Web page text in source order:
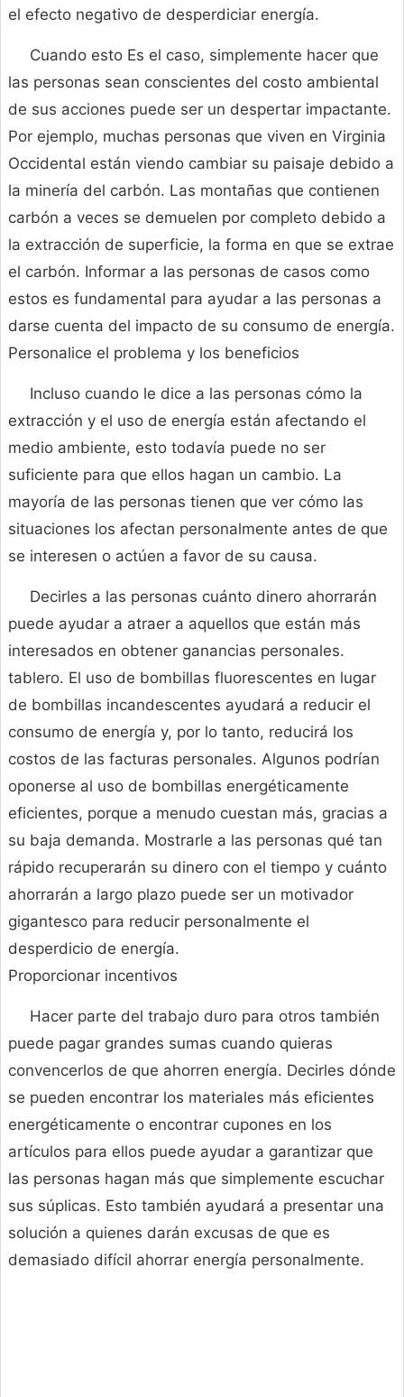
el efecto negativo de desperdiciar energía.
Cuando esto Es el caso, simplemente hacer que
las personas sean conscientes del costo ambiental
de sus acciones puede ser un despertar impactante.
Por ejemplo, muchas personas que viven en Virginia
Occidental están viendo cambiar su paisaje debido a
la minería del carbón. Las montañas que contienen
carbón a veces se demuelen por completo debido a
la extracción de superficie, la forma en que se extrae
el carbón. Informar a las personas de casos como
estos es fundamental para ayudar a las personas a
darse cuenta del impacto de su consumo de energía.
Personalice el problema y los beneficios
Incluso cuando le dice a las personas cómo la
extracción y el uso de energía están afectando el
medio ambiente, esto todavía puede no ser
suficiente para que ellos hagan un cambio. La
mayoría de las personas tienen que ver cómo las
situaciones los afectan personalmente antes de que
se interesen o actúen a favor de su causa.
Decirles a las personas cuánto dinero ahorrarán
puede ayudar a atraer a aquellos que están más
interesados en obtener ganancias personales.
tablero. El uso de bombillas fluorescentes en lugar
de bombillas incandescentes ayudará a reducir el
consumo de energía y, por lo tanto, reducirá los
costos de las facturas personales. Algunos podrían
oponerse al uso de bombillas energéticamente
eficientes, porque a menudo cuestan más, gracias a
su baja demanda. Mostrarle a las personas qué tan
rápido recuperarán su dinero con el tiempo y cuánto
ahorrarán a largo plazo puede ser un motivador
gigantesco para reducir personalmente el
desperdicio de energía.
Proporcionar incentivos
Hacer parte del trabajo duro para otros también
puede pagar grandes sumas cuando quieras
convencerlos de que ahorren energía. Decirles dónde
se pueden encontrar los materiales más eficientes
energéticamente o encontrar cupones en los
artículos para ellos puede ayudar a garantizar que
las personas hagan más que simplemente escuchar
sus súplicas. Esto también ayudará a presentar una
solución a quienes darán excusas de que es
demasiado difícil ahorrar energía personalmente.